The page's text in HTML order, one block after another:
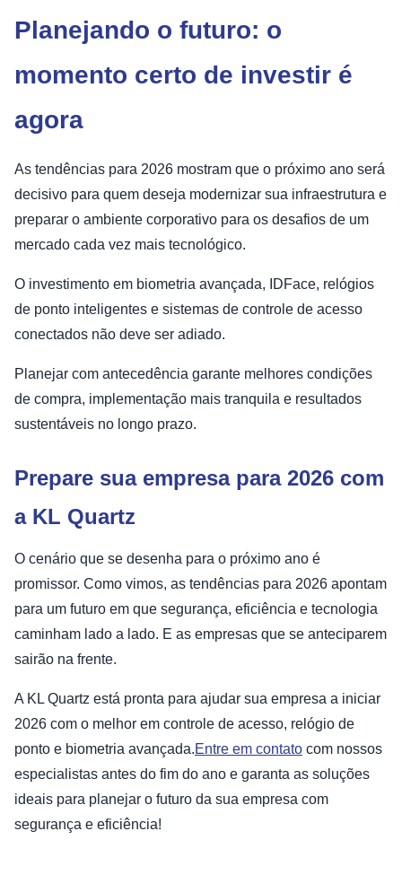
Planejando o futuro: o
momento certo de investir é
agora
As tendências para 2026 mostram que o próximo ano será
decisivo para quem deseja modernizar sua infraestrutura e
preparar o ambiente corporativo para os desafios de um
mercado cada vez mais tecnológico.
O investimento em biometria avançada, IDFace, relógios
de ponto inteligentes e sistemas de controle de acesso
conectados não deve ser adiado.
Planejar com antecedência garante melhores condições
de compra, implementação mais tranquila e resultados
sustentáveis no longo prazo.
Prepare sua empresa para 2026 com
a KL Quartz
O cenário que se desenha para o próximo ano é
promissor. Como vimos, as tendências para 2026 apontam
para um futuro em que segurança, eficiência e tecnologia
caminham lado a lado. E as empresas que se anteciparem
sairão na frente.
A KL Quartz está pronta para ajudar sua empresa a iniciar
2026 com o melhor em controle de acesso, relógio de
ponto e biometria avançada.Entre em contato com nossos
especialistas antes do fim do ano e garanta as soluções
ideais para planejar o futuro da sua empresa com
segurança e eficiência!